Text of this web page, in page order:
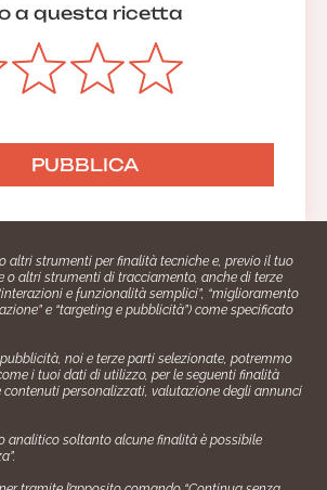
a questa ricetta
commerciale di Impiego24.it s.r.l.
- 2024 P.IVA: 03406490130
27001 numero: SNR 73140386/89/I
ISO 9001 numero: SNR
altri strumenti per finalità tecniche e, previo il tuo
o altri strumenti di tracciamento, anche di terze
e funzionalità semplici”, “miglioramento
e “targeting e pubblicità”) come specificato
noi e terze parti selezionate, potremmo
i tuoi dati di utilizzo, per le seguenti finalità
contenuti personalizzati, valutazione degli annunci
analitico soltanto alcune finalità è possibile